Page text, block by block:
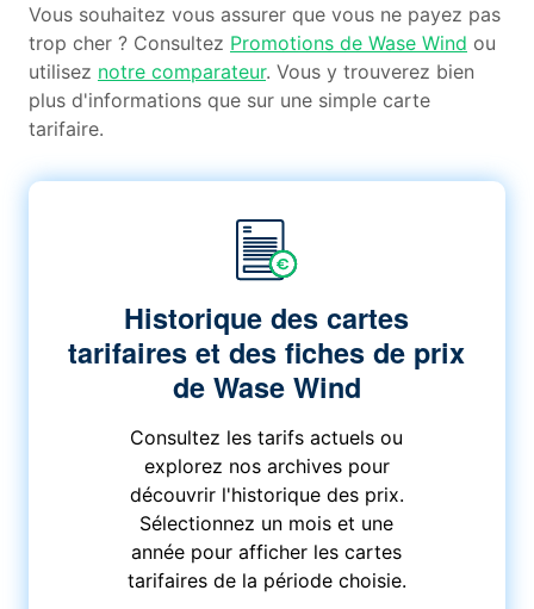
Vous souhaitez vous assurer que vous ne payez pas
trop cher ? Consultez Promotions de Wase Wind ou
utilisez notre comparateur. Vous y trouverez bien
plus d'informations que sur une simple carte
tarifaire.
Historique des cartes
tarifaires et des fiches de prix
de Wase Wind
Consultez les tarifs actuels ou
explorez nos archives pour
découvrir l'historique des prix.
Sélectionnez un mois et une
année pour afficher les cartes
tarifaires de la période choisie.